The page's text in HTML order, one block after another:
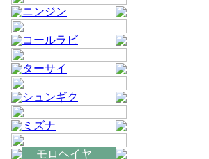
ニンジン
コールラビ
ターサイ
シュンギク
ミズナ
モロヘイヤ